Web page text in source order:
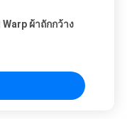
ผ้าถักกว้าง